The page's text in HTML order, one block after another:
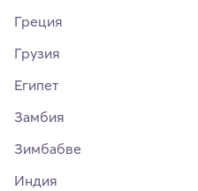
Греция
Грузия
Египет
Замбия
Зимбабве
Индия